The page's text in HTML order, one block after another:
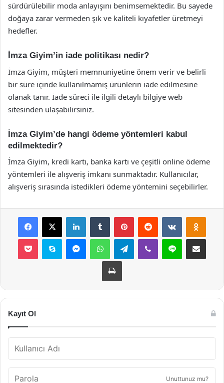
sürdürülebilir moda anlayışını benimsemektedir. Bu sayede
doğaya zarar vermeden şık ve kaliteli kıyafetler üretmeyi
hedefler.
İmza Giyim’in iade politikası nedir?
İmza Giyim, müşteri memnuniyetine önem verir ve belirli
bir süre içinde kullanılmamış ürünlerin iade edilmesine
olanak tanır. İade süreci ile ilgili detaylı bilgiye web
sitesinden ulaşabilirsiniz.
İmza Giyim’de hangi ödeme yöntemleri kabul
edilmektedir?
İmza Giyim, kredi kartı, banka kartı ve çeşitli online ödeme
yöntemleri ile alışveriş imkanı sunmaktadır. Kullanıcılar,
alışveriş sırasında istedikleri ödeme yöntemini seçebilirler.
Facebook
X LinkedInTumblr PinterestReddit VKontakte
Pocket Skype MessengerWhatsAppTelegramViber Line E-Posta ile
Yazdır
Kayıt Ol
Unuttunuz mu?